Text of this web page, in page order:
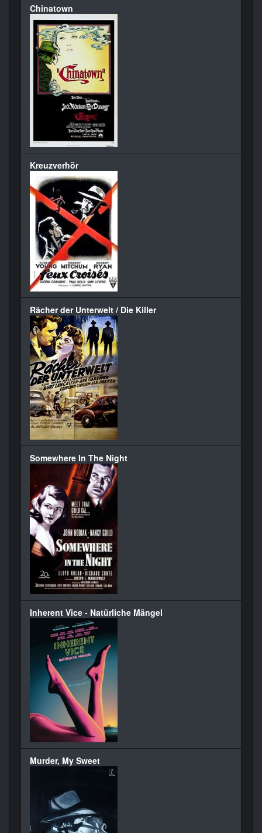
Chinatown
Kreuzverhör
Rächer der Unterwelt / Die Killer
Somewhere In The Night
Inherent Vice - Natürliche Mängel
Murder, My Sweet